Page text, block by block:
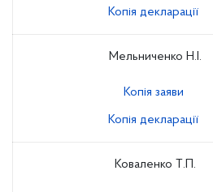
Копія декларації
Мельниченко Н.І.
Копія заяви
Копія декларації
Коваленко Т.П.